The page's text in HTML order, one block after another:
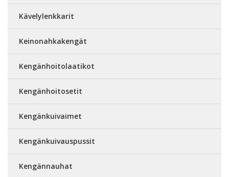
Kävelylenkkarit
Keinonahkakengät
Kengänhoitolaatikot
Kengänhoitosetit
Kengänkuivaimet
Kengänkuivauspussit
Kengännauhat